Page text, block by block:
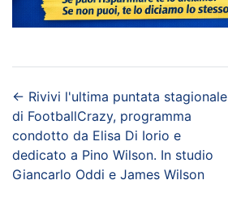
← Rivivi l'ultima puntata stagionale
di FootballCrazy, programma
condotto da Elisa Di Iorio e
dedicato a Pino Wilson. In studio
Giancarlo Oddi e James Wilson